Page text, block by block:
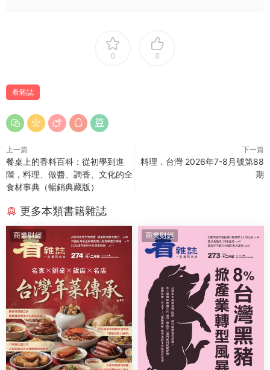
0 0
看雜誌
上一篇
餐桌上的香料百科：從初學到進
階，料理、做醬、調香、文化的全
食材事典（暢銷典藏版）
下一篇
料理．台灣 2026年7-8月號第88
期
更多本類書籍雜誌
商業财經 商業财經